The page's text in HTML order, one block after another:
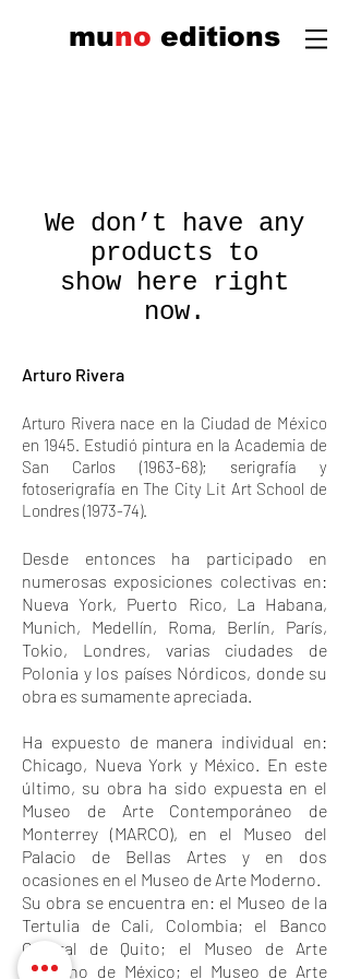
muno editions
We don’t have any
products to
show here right
now.
Arturo Rivera
Arturo Rivera nace en la Ciudad de México
en 1945. Estudió pintura en la Academia de
San Carlos (1963-68); serigrafía y
fotoserigrafía en The City Lit Art School de
Londres (1973-74).
Desde entonces ha participado en
numerosas exposiciones colectivas en:
Nueva York, Puerto Rico, La Habana,
Munich, Medellín, Roma, Berlín, París,
Tokio, Londres, varias ciudades de
Polonia y los países Nórdicos, donde su
obra es sumamente apreciada.
Ha expuesto de manera individual en:
Chicago, Nueva York y México. En este
último, su obra ha sido expuesta en el
Museo de Arte Contemporáneo de
Monterrey (MARCO), en el Museo del
Palacio de Bellas Artes y en dos
ocasiones en el Museo de Arte Moderno.
Su obra se encuentra en: el Museo de la
Tertulia de Cali, Colombia; el Banco
Central de Quito; el Museo de Arte
Moderno de México; el Museo de Arte